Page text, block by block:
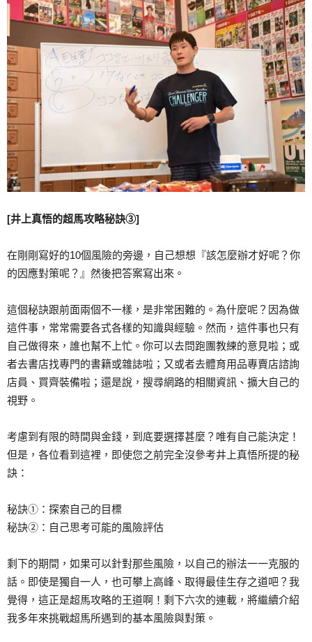
[井上真悟的超馬攻略秘訣③]
在剛剛寫好的10個風險的旁邊，自己想想『該怎麼辦才好呢？你
的因應對策呢？』然後把答案寫出來。
這個秘訣跟前面兩個不一樣，是非常困難的。為什麼呢？因為做
這件事，常常需要各式各樣的知識與經驗。然而，這件事也只有
自己做得來，誰也幫不上忙。你可以去問跑團教練的意見啦；或
者去書店找專門的書籍或雜誌啦；又或者去體育用品專賣店諮詢
店員、買齊裝備啦；還是說，搜尋網路的相關資訊、擴大自己的
視野。
考慮到有限的時間與金錢，到底要選擇甚麼？唯有自己能決定！
但是，各位看到這裡，即使您之前完全沒參考井上真悟所提的秘
訣：
秘訣①：探索自己的目標
秘訣②：自己思考可能的風險評估
剩下的期間，如果可以針對那些風險，以自己的辦法一一克服的
話。即使是獨自一人，也可攀上高峰、取得最佳生存之道吧？我
覺得，這正是超馬攻略的王道啊！剩下六次的連載，將繼續介紹
我多年來挑戰超馬所遇到的基本風險與對策。